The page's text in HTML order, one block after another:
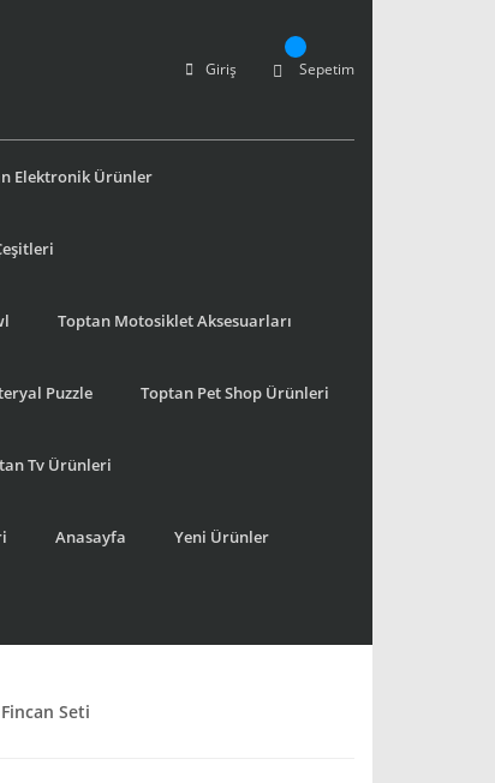
Giriş Sepetim
Elektronik Ürünler
Toptan Motosiklet Aksesuarları
Puzzle Toptan Pet Shop Ürünleri
Tv Ürünleri
Anasayfa Yeni Ürünler
Seti